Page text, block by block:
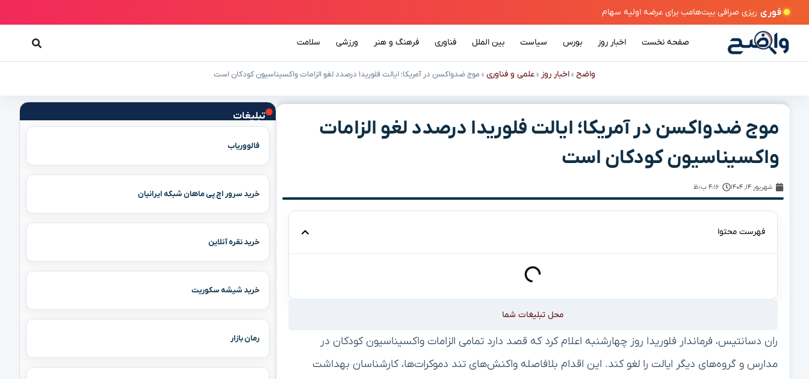
فوری
صفحه نخست اخبار روز بورس سیاست بین الملل فناوری فرهنگ و هنر ورزشی سلامت
واضح »اخبار روز »علمی و فناوری » موج ضدواکسن در آمریکا؛ ایالت فلوریدا درصدد لغو الزامات واکسیناسیون کودکان است
تبلیغات
فالووریاب
خرید سرور اچ پی ماهان شبکه ایرانیان
خرید نقره آنلاین
خرید شیشه سکوریت
رمان بازار
موج ضدواکسن در آمریکا؛ ایالت فلوریدا درصدد لغو الزامات
واکسیناسیون کودکان است
شهریور ۱۴, ۱۴۰۴ ۴:۱۶ ب٫ظ
فهرست محتوا
محل تبلیغات شما
ران دسانتیس، فرماندار فلوریدا روز چهارشنبه اعلام کرد که قصد دارد تمامی الزامات واکسیناسیون کودکان در
مدارس و گروه‌های دیگر ایالت را لغو کند. این اقدام بلافاصله واکنش‌های تند دموکرات‌ها، کارشناسان بهداشت